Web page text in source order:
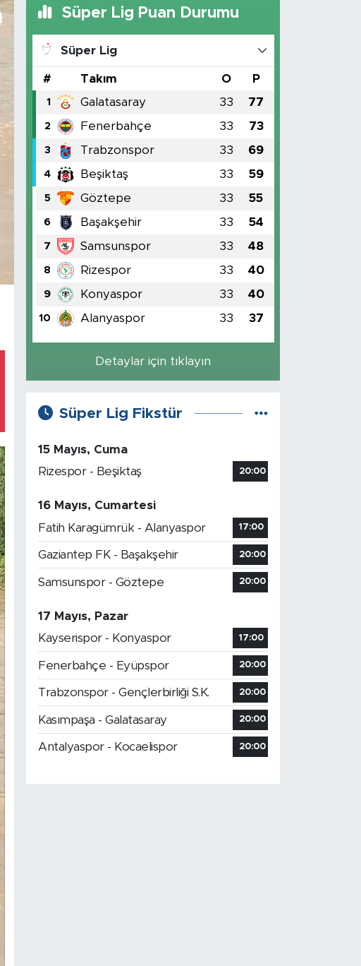
Süper Lig Puan Durumu
Süper Lig
# Takım O P
1 Galatasaray 33 77
2 Fenerbahçe 33 73
3 Trabzonspor 33 69
4 Beşiktaş 33 59
5 Göztepe 33 55
6 Başakşehir 33 54
7 Samsunspor 33 48
8 Rizespor 33 40
9 Konyaspor 33 40
10 Alanyaspor 33 37
Detaylar için tıklayın
Süper Lig Fikstür
15 Mayıs, Cuma
Rizespor - Beşiktaş
20:00
16 Mayıs, Cumartesi
Fatih Karagümrük - Alanyaspor
17:00
Gaziantep FK - Başakşehir 20:00
Samsunspor - Göztepe 20:00
17 Mayıs, Pazar
Kayserispor - Konyaspor
17:00
Fenerbahçe - Eyüpspor 20:00
Trabzonspor - Gençlerbirliği S.K. 20:00
Kasımpaşa - Galatasaray 20:00
Antalyaspor - Kocaelispor 20:00